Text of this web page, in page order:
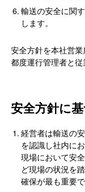
輸送の安全に関
します。
安全方針を本社営
都度運行管理者と従
安全方針に
経営者は輸送の
を認識し社内に
現場において安
ど現場の状況を
確保が最も重要